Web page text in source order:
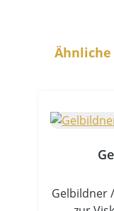
Gelbildner